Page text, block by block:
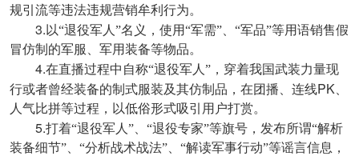
规引流等违法违规营销牟利行为。
3. 以“退役军人”名义，使用“军需”、“军品”等用语销售假
冒仿制的军服、军用装备等物品。
4.在直播过程中自称“退役军人”，穿着我国武装力量现
行或者曾经装备的制式服装及其仿制品，在团播、连线PK
人气比拼等过程，以低俗形式吸引用户打赏。
5.打着“退役军人”、“退役专家”等旗号，发布所谓“解析
装备细节”、“分析战术战法”、“解读军事行动”等谣言信息，